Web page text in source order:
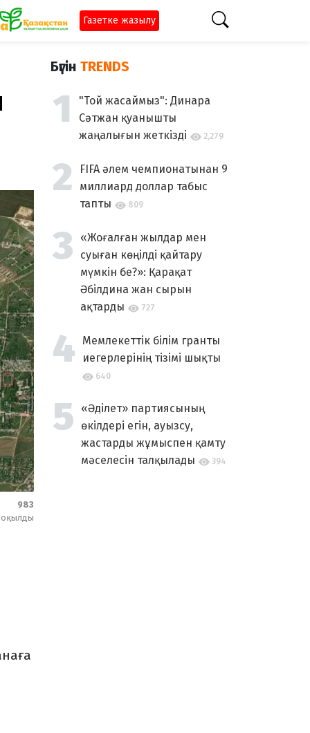
Газетке жазылу
983
оқылды
Бүгін TRENDS
"Той жасаймыз": Динара
Сәтжан қуанышты
жаңалығын жеткізді
2,279
FIFA әлем чемпионатынан 9
миллиард доллар табыс
тапты
809
«Жоғалған жылдар мен
суыған көңілді қайтару
мүмкін бе?»: Қарақат
Әбілдина жан сырын
ақтарды
727
Мемлекеттік білім гранты
иегерлерінің тізімі шықты
640
«Әділет» партиясының
өкілдері егін, ауызсу,
жастарды жұмыспен қамту
мәселесін талқылады
394